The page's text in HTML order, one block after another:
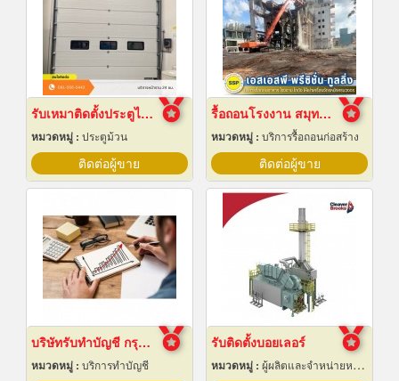
รับเหมาติดตั้งประตูไฮสปีดดอร์
หมวดหมู่ : ประตูม้วน
ติดต่อผู้ขาย
รื้อถอนโรงงาน สมุทรปราการ
หมวดหมู่ : บริการรื้อถอนก่อสร้าง
ติดต่อผู้ขาย
บริษัทรับทำบัญชี กรุงเทพ
หมวดหมู่ : บริการทำบัญชี
รับติดตั้งบอยเลอร์
หมวดหมู่ : ผู้ผลิตและจำหน่ายหม้อน้ำทางอุตสาหกรรม